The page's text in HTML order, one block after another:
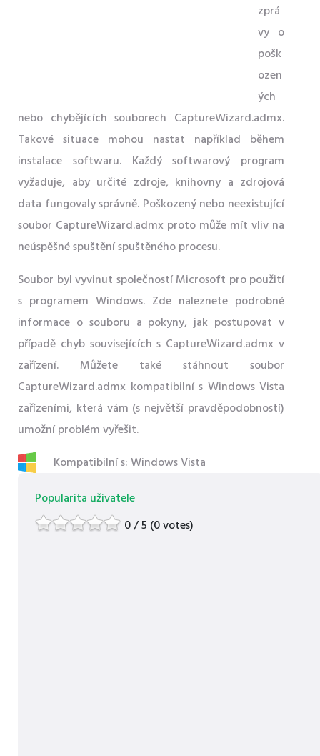
zprá
vy o
pošk
ozen
ých
nebo chybějících souborech CaptureWizard.admx.
Takové situace mohou nastat například během
instalace softwaru. Každý softwarový program
vyžaduje, aby určité zdroje, knihovny a zdrojová
data fungovaly správně. Poškozený nebo neexistující
soubor CaptureWizard.admx proto může mít vliv na
neúspěšné spuštění spuštěného procesu.
Soubor byl vyvinut společností Microsoft pro použití
s ​​programem Windows. Zde naleznete podrobné
informace o souboru a pokyny, jak postupovat v
případě chyb souvisejících s CaptureWizard.admx v
zařízení. Můžete také stáhnout soubor
CaptureWizard.admx kompatibilní s Windows Vista
zařízeními, která vám (s největší pravděpodobností)
umožní problém vyřešit.
Kompatibilní s: Windows Vista
Popularita uživatele
0 / 5 (0 votes)